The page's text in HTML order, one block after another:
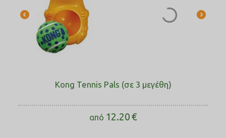
Kong Tennis Pals (σε 3 μεγέθη)
από 12.20€